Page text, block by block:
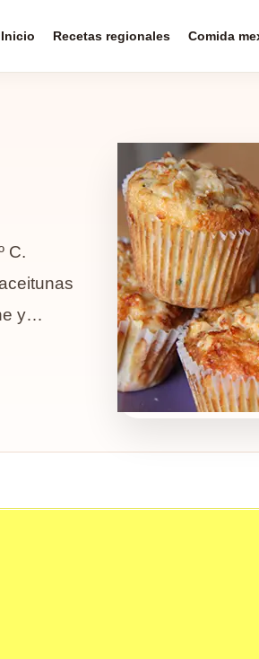
Inicio Recetas regionales Comida
C.
y…